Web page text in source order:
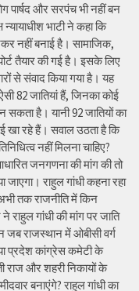
पार्षद और सरपंच भी नहीं बन
भाटी ने कहा कि
नहीं बनाई है। सामाजिक,
तैयार की गई है। इसके लिए
से संवाद किया गया है। यह
82 जातियां हैं, जिनका कोई
है। यानी 92 जातियों का
खा रहे हैं। सवाल उठता है कि
नहीं मिलना चाहिए?
जनगणना की मांग की तो
जाएगा। राहुल गांधी कहना रहा
तक राजनीति में किन
राहुल गांधी की मांग पर जाति
जब राजस्थान में ओबीसी वर्ग
प्रदेश कांग्रेस कमेटी के
राज और शहरी निकायों के
बनाएंगे? राहुल गांधी का